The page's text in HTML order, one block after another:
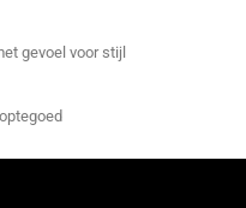
gevoel voor stijl